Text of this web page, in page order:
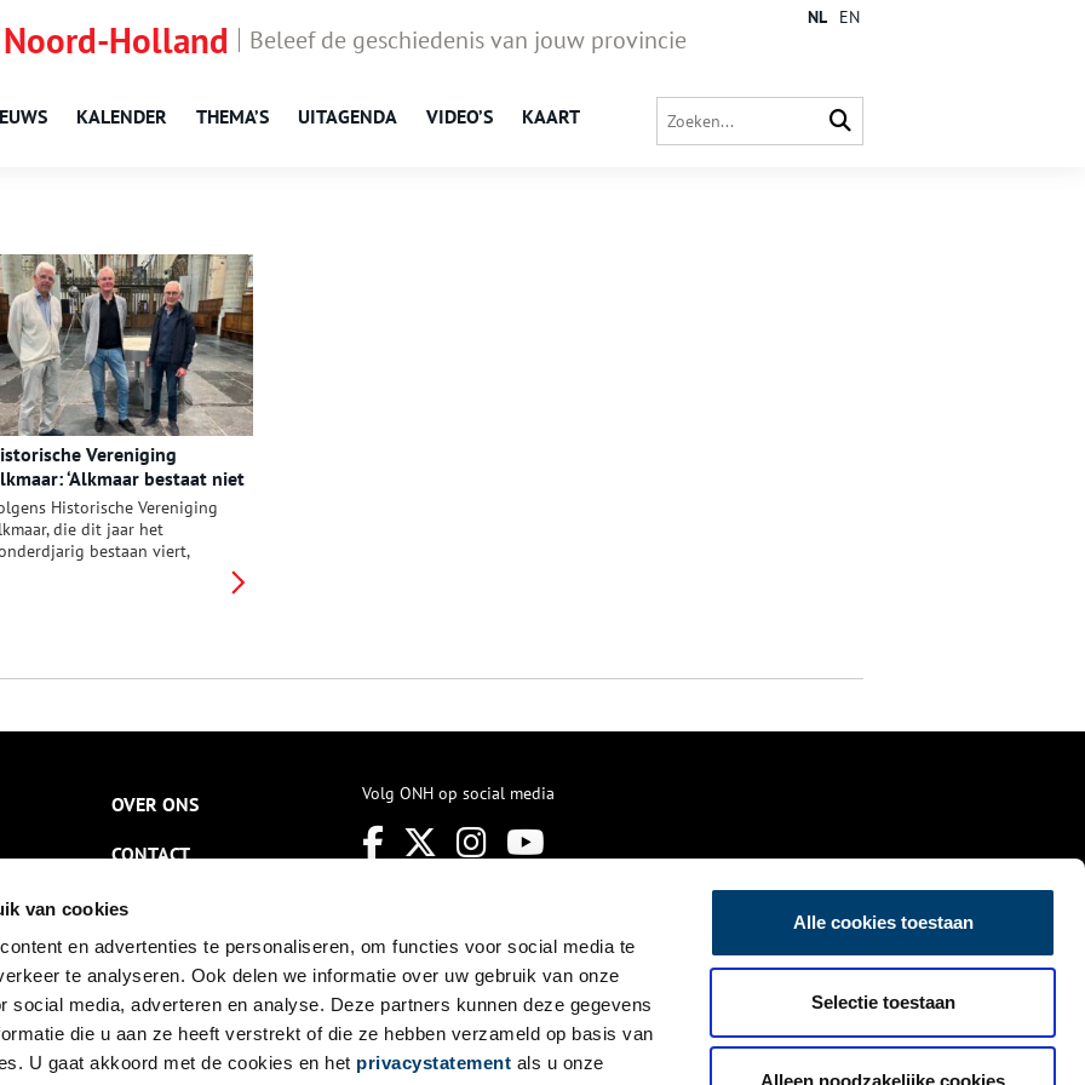
van cookies
en advertenties te personaliseren, om functies voor social media te
te analyseren. Ook delen we informatie over uw gebruik van onze
social media, adverteren en analyse. Deze partners kunnen deze gegevens
die u aan ze heeft verstrekt of die ze hebben verzameld op basis van
U gaat akkoord met de cookies en het privacystatement als u onze
Alle cookies toestaan
Selectie toestaan
Alleen noodzakelijke cookies
Holland Beleef de geschiedenis van jouw provincie
KALENDER THEMA’S UITAGENDA VIDEO’S KAART
NL EN
Vereniging
‘Alkmaar bestaat niet
uit stenen’
Historische Vereniging
die dit jaar het
bestaan viert,
OVER ONS
CONTACT
NIEUWSBRIEF
DISCLAIMER
PRIVACY
TOEGANKELIJKHEID
Volg ONH op social media